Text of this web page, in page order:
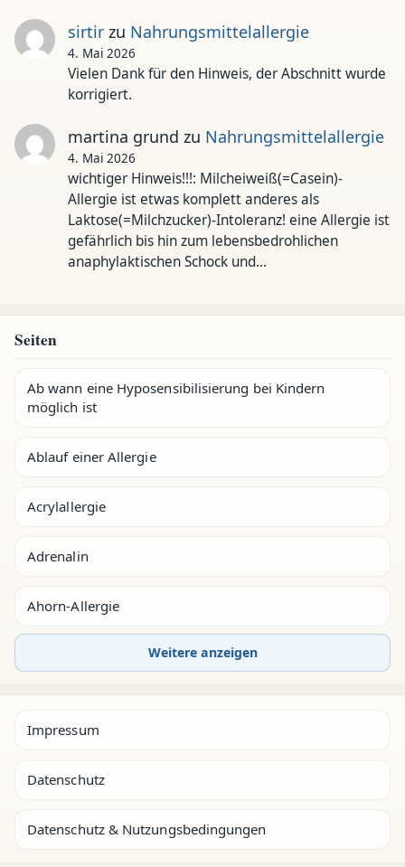
sirtirzu Nahrungsmittelallergie
4. Mai 2026
Vielen Dank für den Hinweis, der Abschnitt wurde
korrigiert.
martina grund zu Nahrungsmittelallergie
4. Mai 2026
wichtiger Hinweis!!!: Milcheiweiß(=Casein)-
Allergie ist etwas komplett anderes als
Laktose(=Milchzucker)-Intoleranz! eine Allergie ist
gefährlich bis hin zum lebensbedrohlichen
anaphylaktischen Schock und…
Seiten
Ab wann eine Hyposensibilisierung bei Kindern
möglich ist
Ablauf einer Allergie
Acrylallergie
Adrenalin
Ahorn-Allergie
Weitere anzeigen
Impressum
Datenschutz
Datenschutz & Nutzungsbedingungen